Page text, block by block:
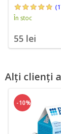
În stoc
55 lei
Alți clienți
-10%